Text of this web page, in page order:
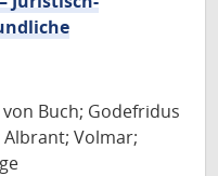
Buch; Godefridus
Volmar;